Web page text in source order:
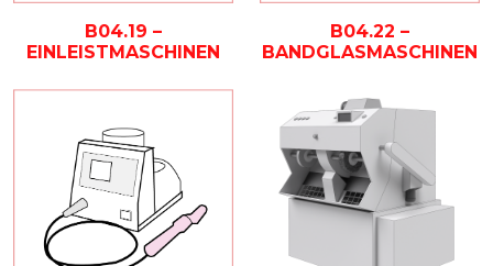
B04.19 –
EINLEISTMASCHINEN
B04.22 –
BANDGLASMASCHINEN